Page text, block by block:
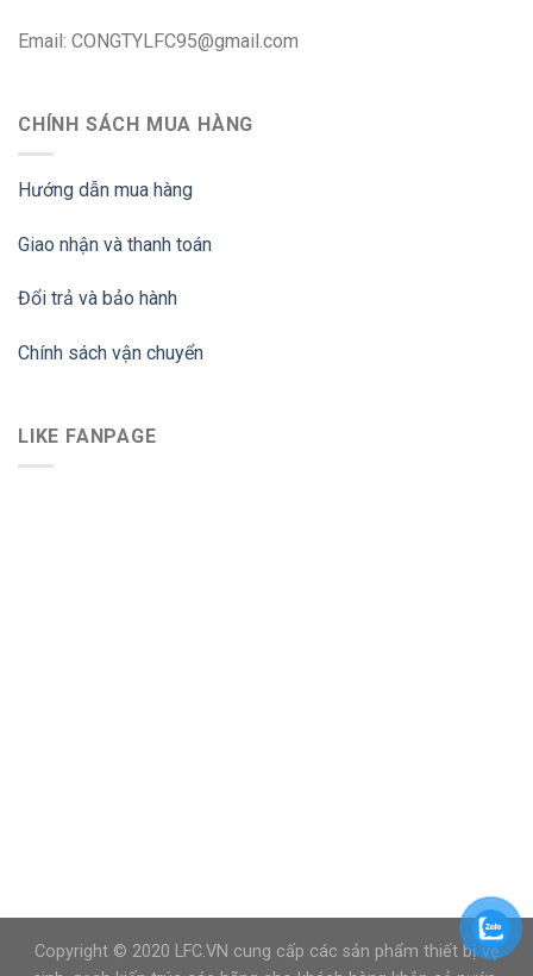
Email: CONGTYLFC95@gmail.com
CHÍNH SÁCH MUA HÀNG
Hướng dẫn mua hàng
Giao nhận và thanh toán
Đổi trả và bảo hành
Chính sách vận chuyển
LIKE FANPAGE
Copyright © 2020 LFC.VN cung cấp các sản phẩm thiết bị vệ